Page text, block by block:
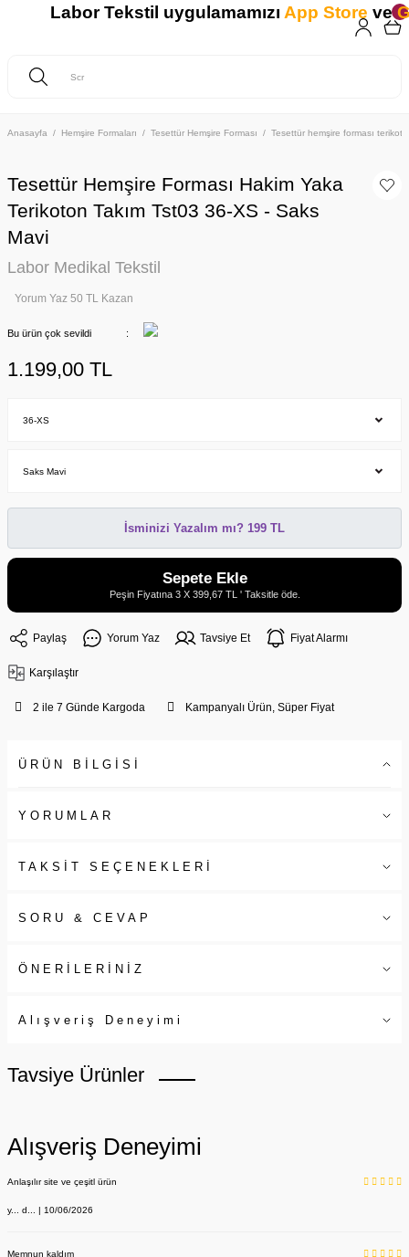
Anasayfa Hemşire Formaları Tesettür Hemşire Forması Tesettür hemşire forması
Tesettür Hemşire Forması Hakim Yaka
Terikoton Takım Tst03 36-XS - Saks
Mavi
Labor Medikal Tekstil
Yorum Yaz 50 TL Kazan
Bu ürün çok sevildi
1.199,00 TL
İsminizi Yazalım mı? 199 TL
Sepete Ekle
Peşin Fiyatına 3 X 399,67 TL ' Taksitle öde.
Paylaş Yorum Yaz Tavsiye Et Fiyat Alarmı
Karşılaştır
2 ile 7 Günde Kargoda Kampanyalı Ürün, Süper Fiyat
ÜRÜN BİLGİSİ
YORUMLAR
TAKSİT SEÇENEKLERİ
SORU & CEVAP
ÖNERİLERİNİZ
Alışveriş Deneyimi
Tavsiye Ürünler
Alışveriş Deneyimi
Anlaşılır site ve çeşitl ürün
y... d... | 10/06/2026
Memnun kaldım
Labor Tekstil uygulamamızıApp Storeve